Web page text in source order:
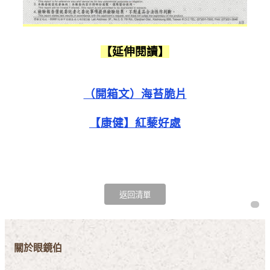
【延伸閱讀】
（開箱文）海苔脆片
【康健】紅藜好處
關於眼鏡伯